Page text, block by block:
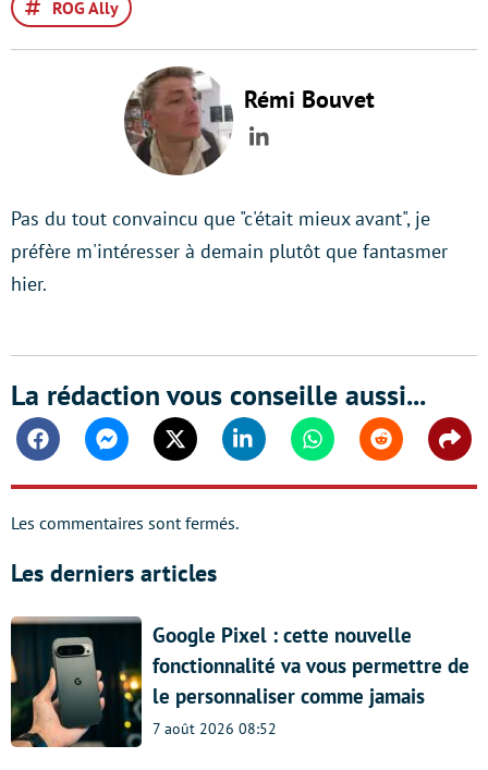
ROG Ally
Rémi Bouvet
LinkedIn
Pas du tout convaincu que "c'était mieux avant", je
préfère m'intéresser à demain plutôt que fantasmer
hier.
La rédaction vous conseille aussi...
FacebookMessengerTwitter Linkedin WhatsappReddit
Les commentaires sont fermés.
Les derniers articles
Google Pixel : cette nouvelle
fonctionnalité va vous permettre de
le personnaliser comme jamais
7 août 2026 08:52